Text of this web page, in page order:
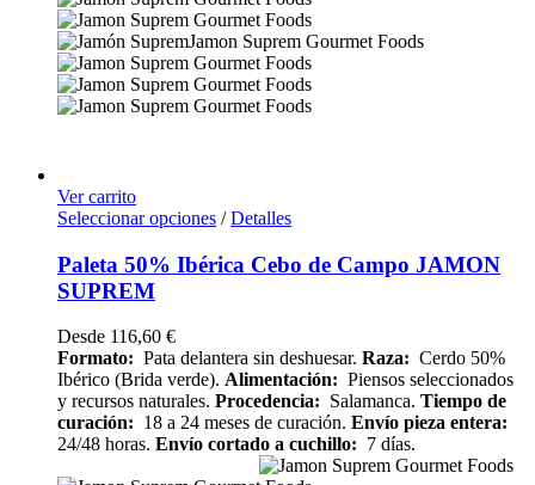
Ver carrito
Seleccionar opciones / Detalles
Paleta 50% Ibérica Cebo de Campo JAMON
SUPREM
Desde 116,60 €
Formato: Pata delantera sin deshuesar. Raza: Cerdo 50%
Ibérico (Brida verde). Alimentación: Piensos seleccionados
y recursos naturales. Procedencia: Salamanca. Tiempo de
curación: 18 a 24 meses de curación. Envío pieza entera:
24/48 horas. Envío cortado a cuchillo: 7 días.